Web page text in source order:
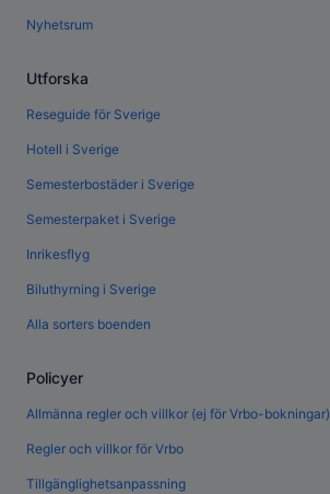
Nyhetsrum
Utforska
Reseguide för Sverige
Hotell i Sverige
Semesterbostäder i Sverige
Semesterpaket i Sverige
Inrikesflyg
Biluthyrning i Sverige
Alla sorters boenden
Policyer
Allmänna regler och villkor (ej för Vrbo-bokningar)
Regler och villkor för Vrbo
Tillgänglighetsanpassning